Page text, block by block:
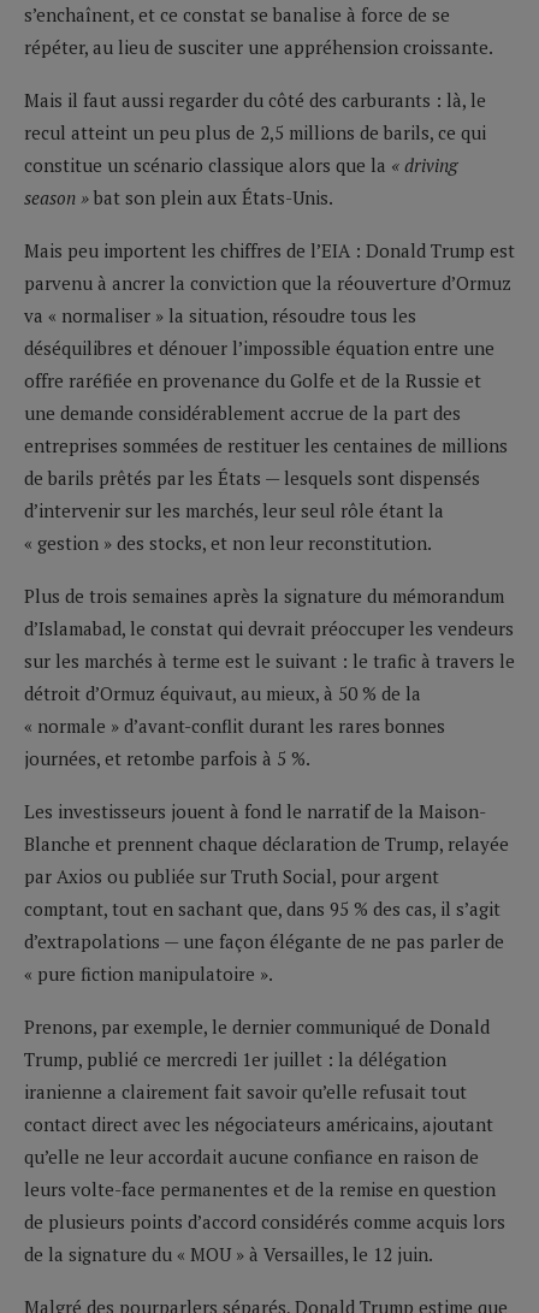
s’enchaînent, et ce constat se banalise à force de se
répéter, au lieu de susciter une appréhension croissante.
Mais il faut aussi regarder du côté des carburants : là, le
recul atteint un peu plus de 2,5 millions de barils, ce qui
constitue un scénario classique alors que la « driving
season » bat son plein aux États-Unis.
Mais peu importent les chiffres de l’EIA : Donald Trump est
parvenu à ancrer la conviction que la réouverture d’Ormuz
va « normaliser » la situation, résoudre tous les
déséquilibres et dénouer l’impossible équation entre une
offre raréfiée en provenance du Golfe et de la Russie et
une demande considérablement accrue de la part des
entreprises sommées de restituer les centaines de millions
de barils prêtés par les États — lesquels sont dispensés
d’intervenir sur les marchés, leur seul rôle étant la
« gestion » des stocks, et non leur reconstitution.
Plus de trois semaines après la signature du mémorandum
d’Islamabad, le constat qui devrait préoccuper les vendeurs
sur les marchés à terme est le suivant : le trafic à travers le
détroit d’Ormuz équivaut, au mieux, à 50 % de la
« normale » d’avant-conflit durant les rares bonnes
journées, et retombe parfois à 5 %.
Les investisseurs jouent à fond le narratif de la Maison-
Blanche et prennent chaque déclaration de Trump, relayée
par Axios ou publiée sur Truth Social, pour argent
comptant, tout en sachant que, dans 95 % des cas, il s’agit
d’extrapolations — une façon élégante de ne pas parler de
« pure fiction manipulatoire ».
Prenons, par exemple, le dernier communiqué de Donald
Trump, publié ce mercredi 1er juillet : la délégation
iranienne a clairement fait savoir qu’elle refusait tout
contact direct avec les négociateurs américains, ajoutant
qu’elle ne leur accordait aucune confiance en raison de
leurs volte-face permanentes et de la remise en question
de plusieurs points d’accord considérés comme acquis lors
de la signature du « MOU » à Versailles, le 12 juin.
Malgré des pourparlers séparés, Donald Trump estime que